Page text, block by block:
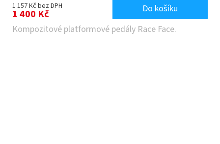
1 157 Kč bez DPH
1 400 Kč
Do košíku
Kompozitové platformové pedály Race Face.